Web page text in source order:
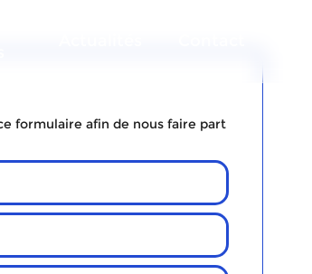
formulaire afin de nous faire part